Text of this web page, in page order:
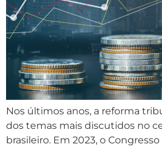
Nos últimos anos, a reforma
dos temas mais discutidos no
brasileiro. Em 2023, o